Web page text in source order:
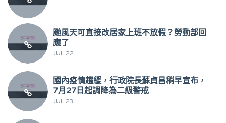
颱風天可直接改居家上班不放假？勞動部回
應了
JUL 22
國內疫情趨緩，行政院長蘇貞昌稍早宣布，
7月27日起調降為二級警戒
JUL 23